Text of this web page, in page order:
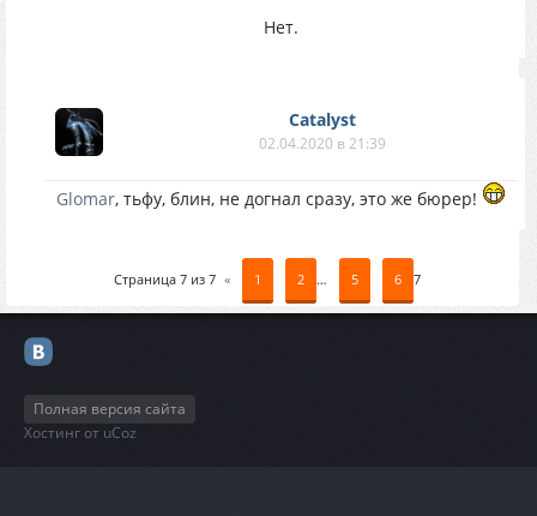
Нет.
Catalyst
02.04.2020 в 21:39
Glomar, тьфу, блин, не догнал сразу, это же бюрер!
Страница 7из 7 « 1 2 … 5 6 7
Полная версия сайта
Хостинг от uCoz